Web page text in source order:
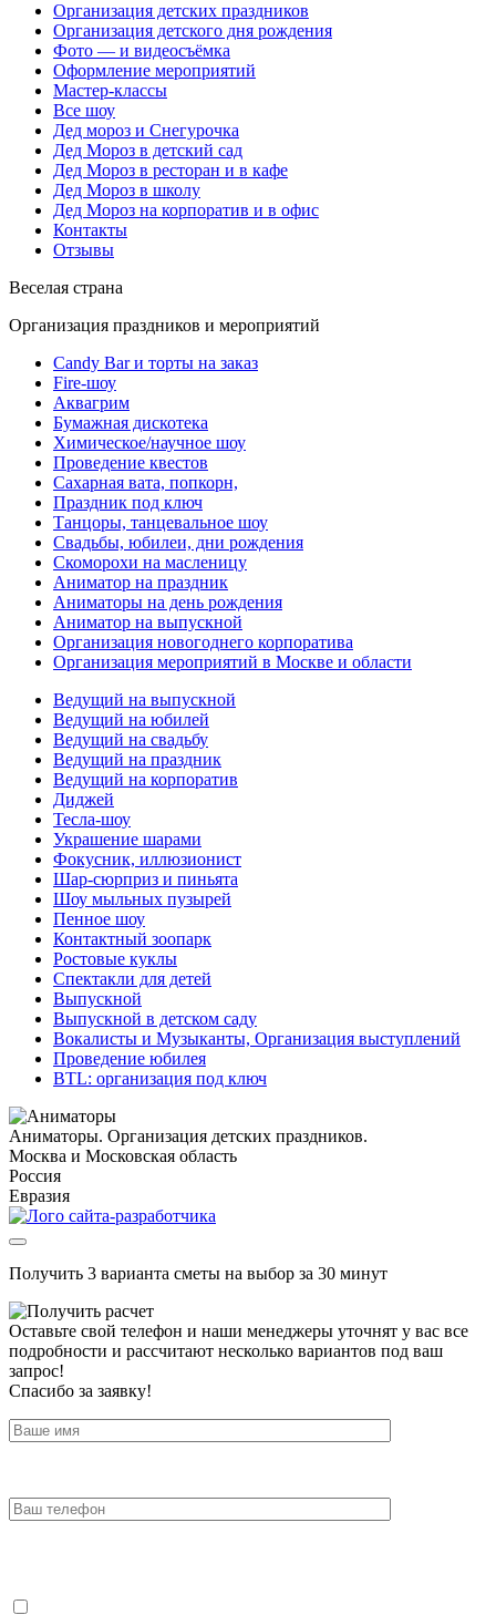
Организация детских праздников
Организация детского дня рождения
Фото — и видеосъёмка
Оформление мероприятий
Мастер-классы
Все шоу
Дед мороз и Снегурочка
Дед Мороз в детский сад
Дед Мороз в ресторан и в кафе
Дед Мороз в школу
Дед Мороз на корпоратив и в офис
Контакты
Отзывы
Веселая страна
Организация праздников и мероприятий
Candy Bar и торты на заказ
Fire-шоу
Аквагрим
Бумажная дискотека
Химическое/научное шоу
Проведение квестов
Сахарная вата, попкорн,
Праздник под ключ
Танцоры, танцевальное шоу
Свадьбы, юбилеи, дни рождения
Скоморохи на масленицу
Аниматор на праздник
Аниматоры на день рождения
Аниматор на выпускной
Организация новогоднего корпоратива
Организация мероприятий в Москве и области
Ведущий на выпускной
Ведущий на юбилей
Ведущий на свадьбу
Ведущий на праздник
Ведущий на корпоратив
Диджей
Тесла-шоу
Украшение шарами
Фокусник, иллюзионист
Шар-сюрприз и пиньята
Шоу мыльных пузырей
Пенное шоу
Контактный зоопарк
Ростовые куклы
Спектакли для детей
Выпускной
Выпускной в детском саду
Вокалисты и Музыканты, Организация выступлений
Проведение юбилея
BTL: организация под ключ
Аниматоры. Организация детских праздников.
Москва и Московская область
Россия
Евразия
Получить 3 варианта сметы на выбор за 30 минут
Оставьте свой телефон и наши менеджеры уточнят у вас все
подробности и рассчитают несколько вариантов под ваш
запрос!
Спасибо за заявку!